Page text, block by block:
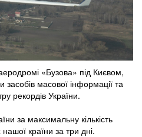
«Бузова» під Києвом,
засобів масової інформації та
рекордів України.
за максимальну кількість
країни за три дні.